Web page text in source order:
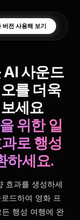
버전 사용해 보기
AI 사운드
를 더욱
세요
위한 일
로 행성
하세요.
효과를 생성하세
드하여 영화 프
행성 여행에 완